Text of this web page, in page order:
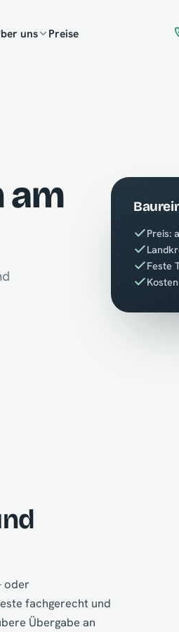
uns Preise
am
Preis:
Feste
oder
fachgerecht und
Übergabe an